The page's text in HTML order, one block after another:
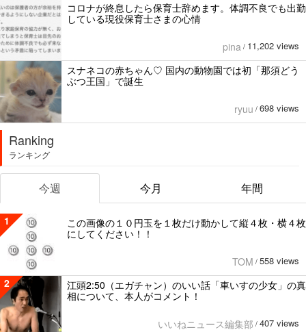
コロナが終息したら保育士辞めます。体調不良でも出勤
している現役保育士さまの心情
pina / 11,202 views
スナネコの赤ちゃん♡ 国内の動物園では初「那須どう
ぶつ王国」で誕生
ryuu / 698 views
Ranking
ランキング
今週 今月 年間
1
この画像の１０円玉を１枚だけ動かして縦４枚・横４枚
にしてください！！
TOM / 558 views
2
江頭2:50（エガチャン）のいい話「車いすの少女」の真
相について、本人がコメント！
いいねニュース編集部 / 407 views